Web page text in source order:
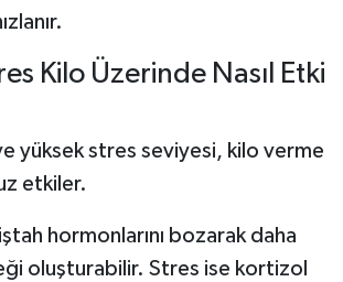
Kilo Üzerinde Nasıl Etki
yüksek stres seviyesi, kilo verme
etkiler.
hormonlarını bozarak daha
oluşturabilir. Stres ise kortizol